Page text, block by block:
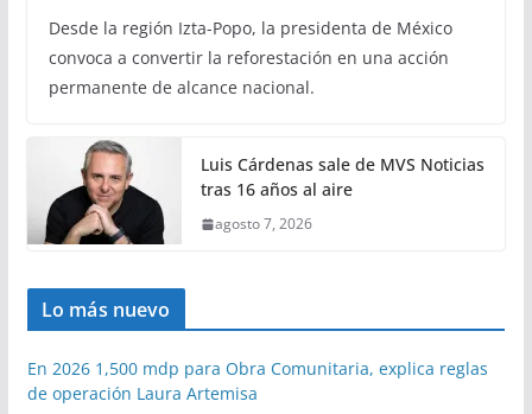
Desde la región Izta-Popo, la presidenta de México
convoca a convertir la reforestación en una acción
permanente de alcance nacional.
Luis Cárdenas sale de MVS Noticias
tras 16 años al aire
agosto 7, 2026
Lo más nuevo
En 2026 1,500 mdp para Obra Comunitaria, explica reglas
de operación Laura Artemisa